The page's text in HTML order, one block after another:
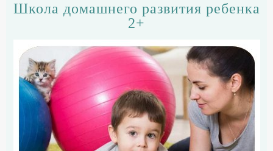
Школа домашнего развития ребенка
2+